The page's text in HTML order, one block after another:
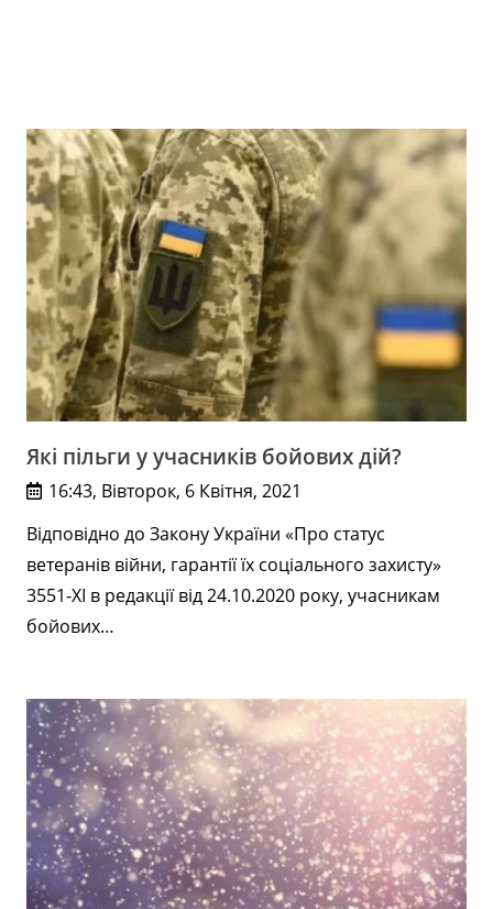
Які пільги у учасників бойових дій?
16:43, Вівторок, 6 Квітня, 2021
Відповідно до Закону України «Про статус
ветеранів війни, гарантії їх соціального захисту»
3551-ХІ в редакції від 24.10.2020 року, учасникам
бойових…